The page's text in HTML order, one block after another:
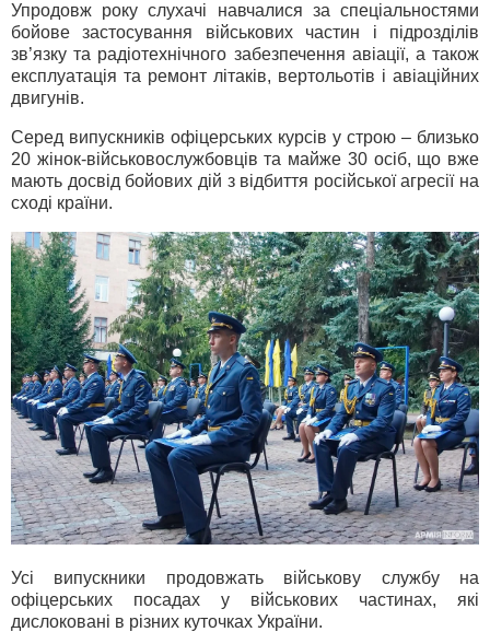
Упродовж року слухачі навчалися за спеціальностями
бойове застосування військових частин і підрозділів
зв’язку та радіотехнічного забезпечення авіації, а також
експлуатація та ремонт літаків, вертольотів і авіаційних
двигунів.
Серед випускників офіцерських курсів у строю – близько
20 жінок-військовослужбовців та майже 30 осіб, що вже
мають досвід бойових дій з відбиття російської агресії на
сході країни.
Усі випускники продовжать військову службу на
офіцерських посадах у військових частинах, які
дислоковані в різних куточках України.